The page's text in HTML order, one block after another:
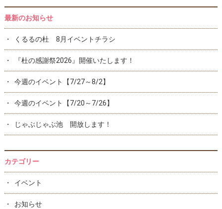
最新のお知らせ
くるるの杜 8月イベントチラシ
『杜の感謝祭2026』開催いたします！
今週のイベント【7/27～8/2】
今週のイベント【7/20～7/26】
じゃぶじゃぶ池 開放します！
カテゴリー
イベント
お知らせ